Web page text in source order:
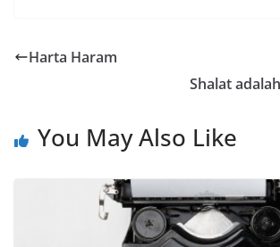
Harta Haram
Shalat
You May Also Like